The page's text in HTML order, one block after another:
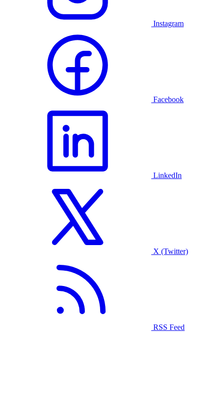
Instagram
Facebook
LinkedIn
X (Twitter)
RSS Feed